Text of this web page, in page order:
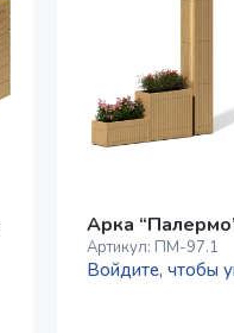
Арка
Артикул: ПМ-97.1
Войдите, чтобы